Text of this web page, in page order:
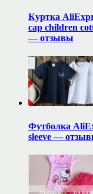
Куртка
cap children
— отзывы
Футболка
sleeve —